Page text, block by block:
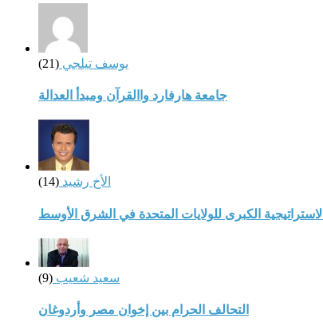
يوسف تيلجي (21)
جامعة هارفارد واالقرآن ومبدأ العدالة
الأخ رشيد (14)
الاستراتيجية الكبرى للولايات المتحدة في الشرق الأوسط
سعيد شعيب (9)
التحالف الحرام بين إخوان مصر وأردوغان